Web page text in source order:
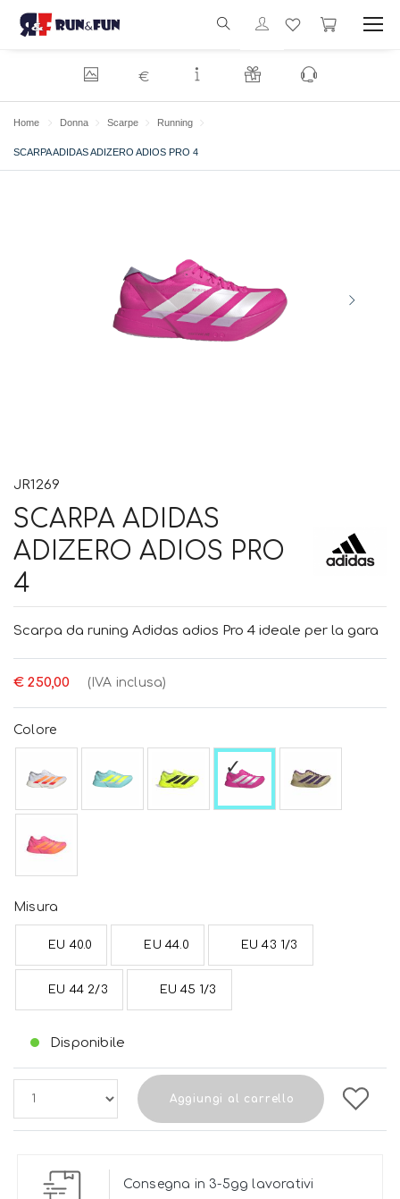
Home Donna Scarpe Running
SCARPA ADIDAS ADIZERO ADIOS PRO 4
€
JR1269
SCARPA ADIDAS
ADIZERO ADIOS PRO
4
Scarpa da runing Adidas adios Pro 4 ideale per la gara
€ 250,00 (IVA inclusa)
Colore
Misura
EU 40.0 EU 44.0 EU 43 1/3
EU 44 2/3 EU 45 1/3
Disponibile
Aggiungi al carrello
Consegna in 3-5gg lavorativi